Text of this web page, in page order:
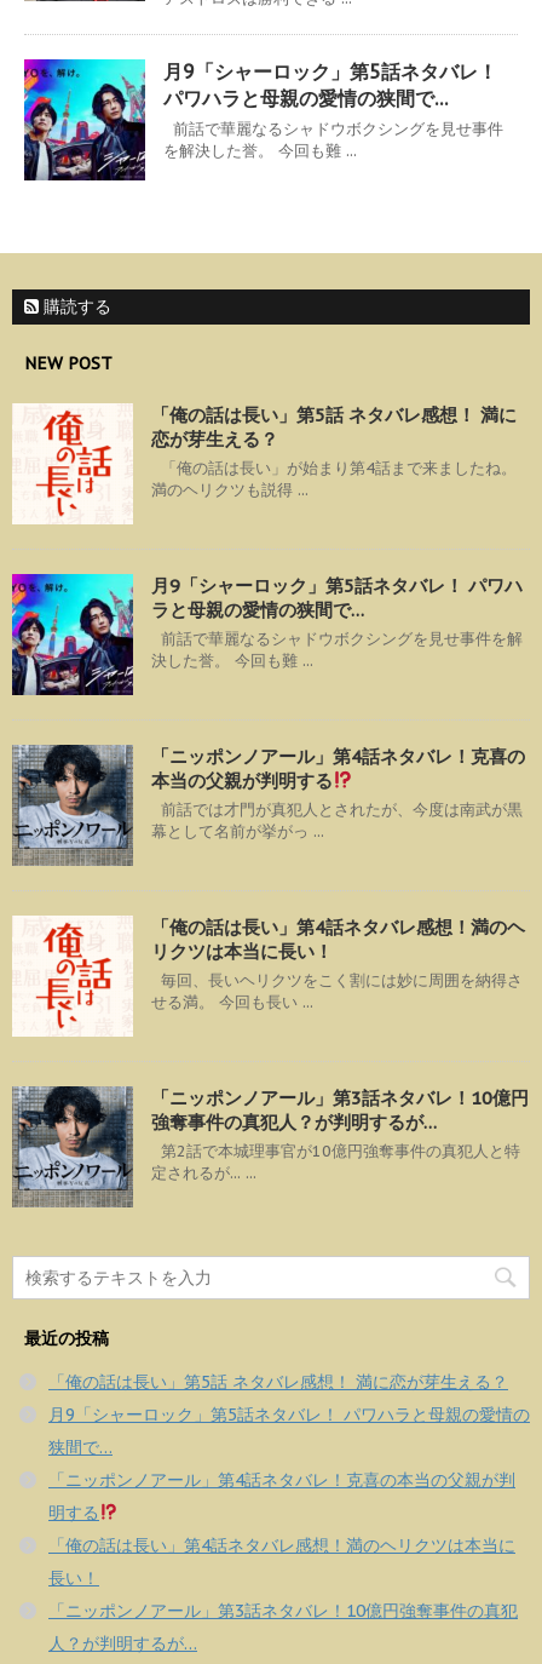
月9「シャーロック」第5話ネタバレ！
パワハラと母親の愛情の狭間で…
前話で華麗なるシャドウボクシングを見せ事件
を解決した誉。 今回も難 ...
購読する
NEW POST
「俺の話は長い」第5話 ネタバレ感想！ 満に
恋が芽生える？
「俺の話は長い」が始まり第4話まで来ましたね。
満のヘリクツも説得 ...
月9「シャーロック」第5話ネタバレ！ パワハ
ラと母親の愛情の狭間で…
前話で華麗なるシャドウボクシングを見せ事件を解
決した誉。 今回も難 ...
「ニッポンノアール」第4話ネタバレ！克喜の
本当の父親が判明する
前話では才門が真犯人とされたが、今度は南武が黒
幕として名前が挙がっ ...
「俺の話は長い」第4話ネタバレ感想！満のヘ
リクツは本当に長い！
毎回、長いヘリクツをこく割には妙に周囲を納得さ
せる満。 今回も長い ...
「ニッポンノアール」第3話ネタバレ！10億円
強奪事件の真犯人？が判明するが…
第2話で本城理事官が10億円強奪事件の真犯人と特
定されるが... ...
最近の投稿
「俺の話は長い」第5話 ネタバレ感想！ 満に恋が芽生える？
月9「シャーロック」第5話ネタバレ！ パワハラと母親の愛情の
狭間で…
「ニッポンノアール」第4話ネタバレ！克喜の本当の父親が判
明する
「俺の話は長い」第4話ネタバレ感想！満のヘリクツは本当に
長い！
「ニッポンノアール」第3話ネタバレ！10億円強奪事件の真犯
人？が判明するが…